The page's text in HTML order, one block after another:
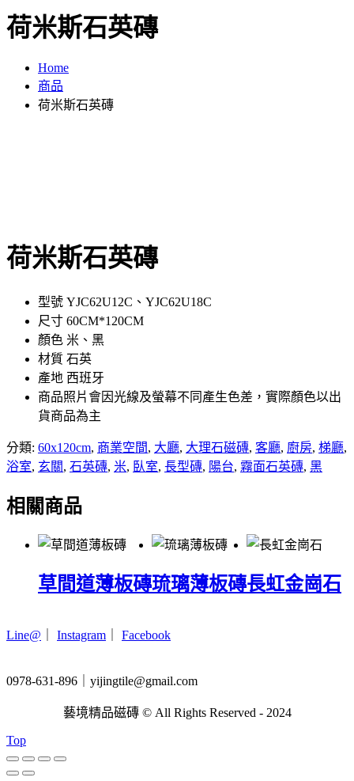
荷米斯石英磚
Home
商品
荷米斯石英磚
荷米斯石英磚
型號 YJC62U12C、YJC62U18C
尺寸 60CM*120CM
顏色 米、黑
材質 石英
產地 西班牙
商品照片會因光線及螢幕不同產生色差，實際顏色以出
貨商品為主
分類: 60x120cm, 商業空間, 大廳, 大理石磁磚, 客廳, 廚房, 梯廳,
浴室, 玄關, 石英磚, 米, 臥室, 長型磚, 陽台, 霧面石英磚, 黑
相關商品
草間道薄板磚琉璃薄板磚長虹金崗石
Line@ Instagram Facebook
0978-631-896｜yijingtile@gmail.com
藝境精品磁磚 © All Rights Reserved - 2024
Top